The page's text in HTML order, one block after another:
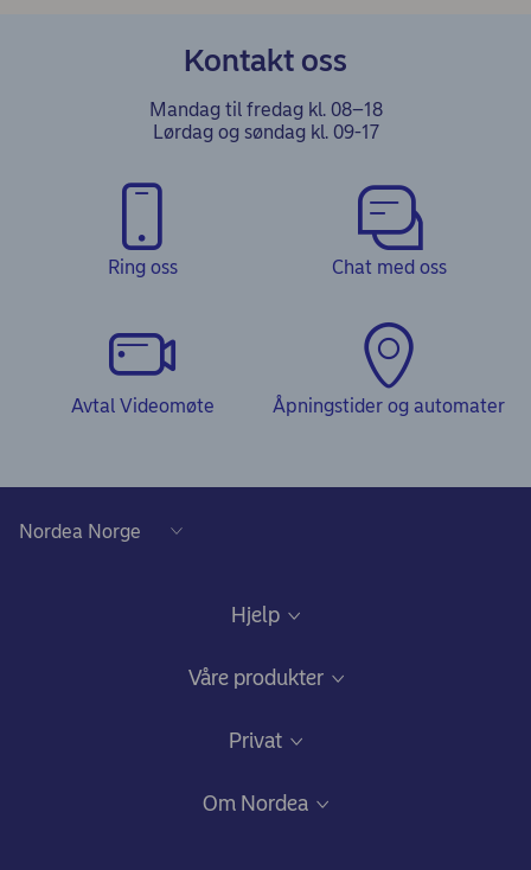
Kontakt oss
Mandag til fredag kl. 08–18
Lørdag og søndag kl. 09-17
Ring oss Chat med oss
Avtal Videomøte Åpningstider og automater
Hjelp
Våre produkter
Privat
Om Nordea